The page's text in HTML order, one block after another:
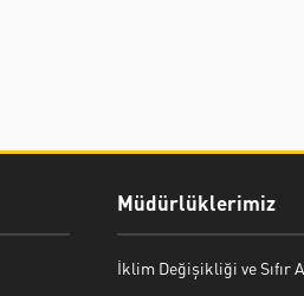
Müdürlüklerimiz
İklim Değişikliği ve Sıfır